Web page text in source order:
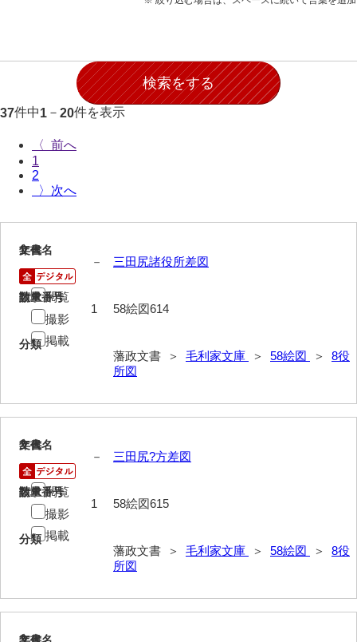
30地誌
31小々控
35賞罰
38御意控
40法令
41公儀事
43美目
44三賀
46吉凶
37件中1 － 20件を表示
〈
1
2
〉
1
文書名
三田尻諸役所差図
請求番号
58絵図614
分類
藩政文書 ＞ 毛利家文庫 ＞ 58絵図 ＞ 8役
所図
年代
－
数量
1
閲覧
撮影
掲載
2
文書名
三田尻?方差図
請求番号
58絵図615
分類
藩政文書 ＞ 毛利家文庫 ＞ 58絵図 ＞ 8役
所図
年代
－
数量
1
閲覧
撮影
掲載